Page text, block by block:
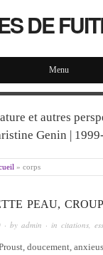
DE
Menu
et autres
Genin |
» corps
PEAU,
· by admin · in citations
doucement,